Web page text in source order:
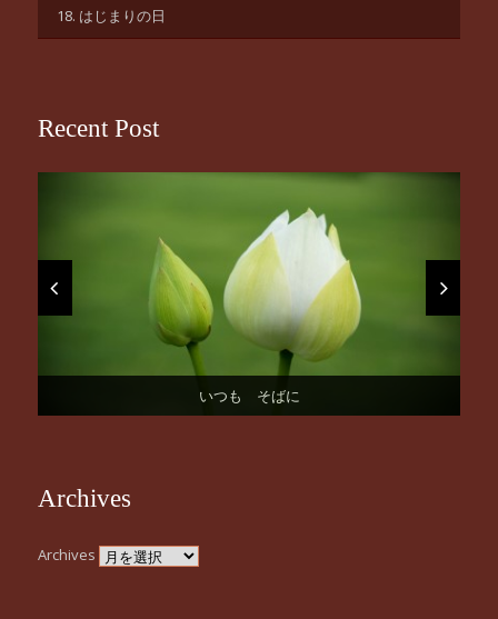
18. はじまりの日
Recent Post
いつも そばに
桜の季節になりました！
お誕生日おめでとうございます
謹賀新年
ReverbNation TokyoのR&B部門でただ今１位！
Archives
Archives